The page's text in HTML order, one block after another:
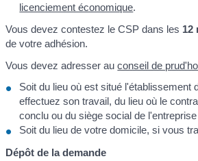
licenciement économique.
Vous devez contestez le CSP dans les 12
de votre adhésion.
Vous devez adresser auconseil de
Soit du lieu où est situé l'établissement
effectuez son travail, du lieu où le
conclu ou du siège social de
Soit du lieu de votre domicile, si vous
Dépôt de la demande